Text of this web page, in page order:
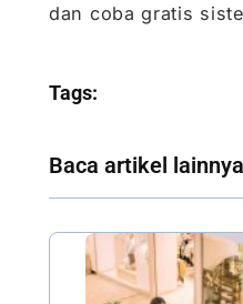
dan coba gratis
Tags:
Baca artikel